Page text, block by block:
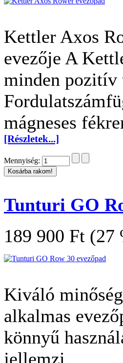
Kettler Axos
evezője A
minden pozitív
mágneses
[Részletek...]
Mennyiség:
Tunturi GO
189 900 Ft (27
Kiváló
alkalmas
könnyű
jellemzi.